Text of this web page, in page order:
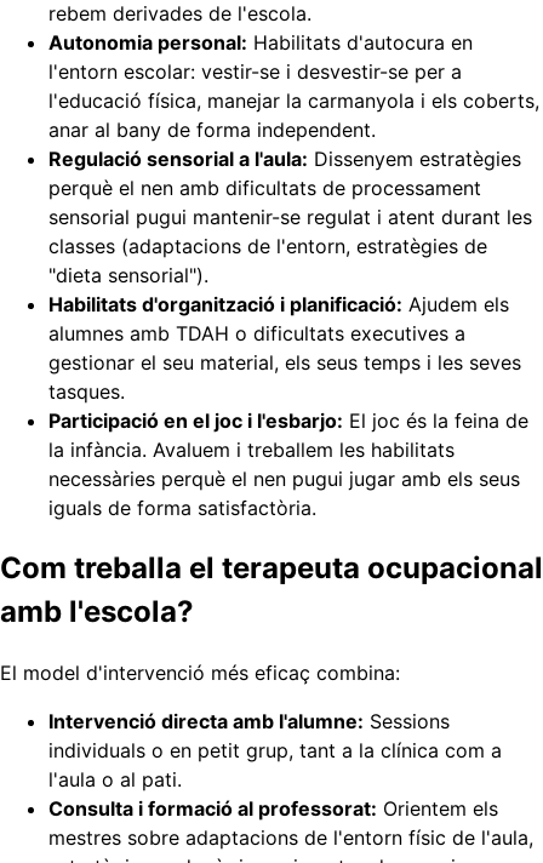
rebem derivades de l'escola.
Autonomia personal: Habilitats d'autocura en
l'entorn escolar: vestir-se i desvestir-se per a
l'educació física, manejar la carmanyola i els coberts,
anar al bany de forma independent.
Regulació sensorial a l'aula: Dissenyem estratègies
perquè el nen amb dificultats de processament
sensorial pugui mantenir-se regulat i atent durant les
classes (adaptacions de l'entorn, estratègies de
"dieta sensorial").
Habilitats d'organització i planificació: Ajudem els
alumnes amb TDAH o dificultats executives a
gestionar el seu material, els seus temps i les seves
tasques.
Participació en el joc i l'esbarjo: El joc és la feina de
la infància. Avaluem i treballem les habilitats
necessàries perquè el nen pugui jugar amb els seus
iguals de forma satisfactòria.
Com treballa el terapeuta ocupacional
amb l'escola?
El model d'intervenció més eficaç combina:
Intervenció directa amb l'alumne: Sessions
individuals o en petit grup, tant a la clínica com a
l'aula o al pati.
Consulta i formació al professorat: Orientem els
mestres sobre adaptacions de l'entorn físic de l'aula,